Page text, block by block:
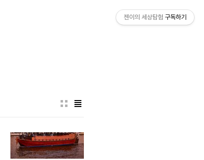
젠이의 세상탐험 구독하기